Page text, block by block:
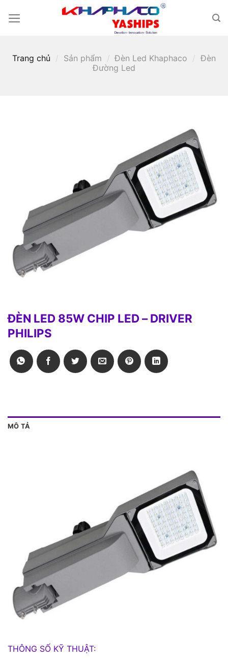
Trang chủ / Sản phẩm / Đèn Led Khaphaco / Đèn
Đường Led
ĐÈN LED 85W CHIP LED – DRIVER
PHILIPS
MÔ TẢ
THÔNG SỐ KỸ THUẬT: